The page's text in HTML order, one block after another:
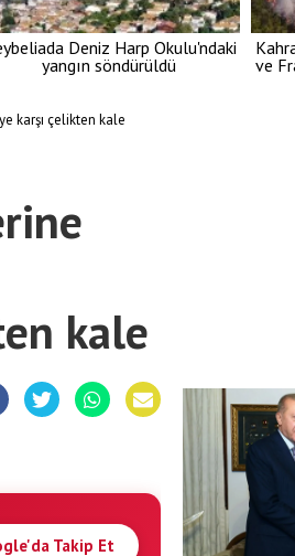
Deniz Harp Okulu'ndaki
yangın söndürüldü
ve
karşı çelikten kale
kale
Takip Et